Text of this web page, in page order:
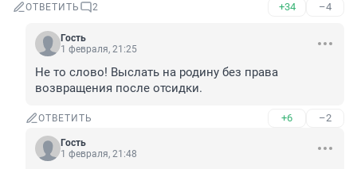
ОТВЕТИТЬ 2 +34 –4
Гость
1 февраля, 21:25
Не то слово! Выслать на родину без права
возвращения после отсидки.
ОТВЕТИТЬ +6 –2
Гость
1 февраля, 21:48